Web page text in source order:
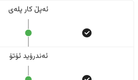
ئەپڵ کار پلەی
ئەندرۆید ئۆتۆ